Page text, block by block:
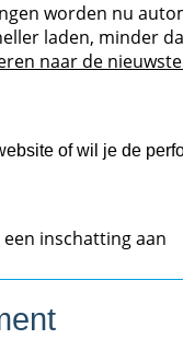
worden nu
laden, minder
naar de
of wil je de
een inschatting aan